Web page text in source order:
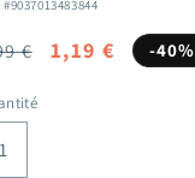
#9037013483844
€
Prix
1,19 € -40%